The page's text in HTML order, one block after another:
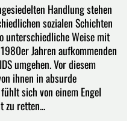
Handlung stehen
sozialen Schichten
unterschiedliche Weise mit
Jahren aufkommenden
umgehen. Vor diesem
ihnen in absurde
sich von einem Engel
zu retten...